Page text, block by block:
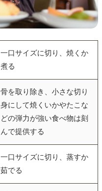
一口サイズに切り、焼くか
煮る
骨を取り除き、小さな切り
身にして焼くいかやたこな
どの弾力が強い食べ物は刻
んで提供する
一口サイズに切り、蒸すか
茹でる